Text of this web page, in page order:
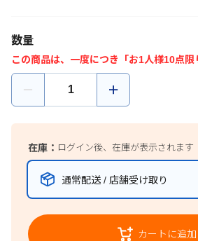
数量
この商品は、一度につき「お1人様10点限
在庫： ログイン後、在庫が表示されます
通常配送 / 店舗受け取り
カートに追加